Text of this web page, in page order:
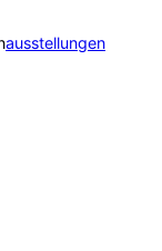
ausstellungen